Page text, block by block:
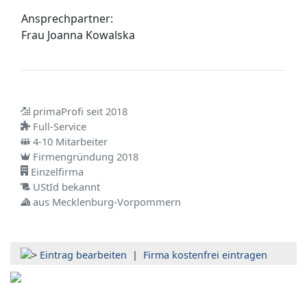
Ansprechpartner:
Frau Joanna Kowalska
primaProfi seit 2018
Full-Service
4-10 Mitarbeiter
Firmengründung 2018
Einzelfirma
UStId bekannt
aus Mecklenburg-Vorpommern
Eintrag bearbeiten | Firma kostenfrei eintragen